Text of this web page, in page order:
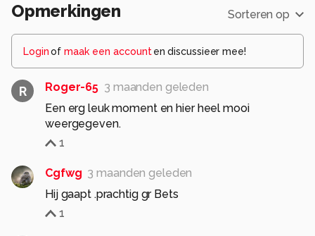
Opmerkingen Sorteren op
Loginof maak een account en discussieer mee!
R Roger-65 3 maanden geleden
Een erg leuk moment en hier heel mooi
weergegeven.
1
Cgfwg 3 maanden geleden
Hij gaapt .prachtig gr Bets
1